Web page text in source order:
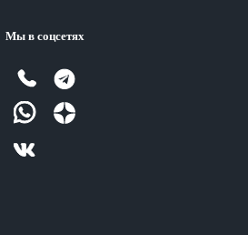
Мы в соцсетях